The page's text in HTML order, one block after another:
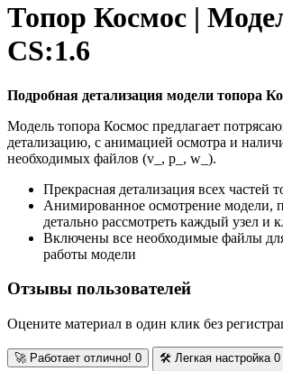
Топор Космос |
CS:1.6
Подробная детализация модели топора
Модель топора Космос предлагает
детализацию, с анимацией осмотра и
необходимых файлов (v_, p_, w_).
Прекрасная детализация всех частей
Анимированное осмотрение модели,
детально рассмотреть каждый узел и
Включены все необходимые файлы
работы модели
Отзывы пользователей
Оцените материал в один клик без
🚀Работает отлично! 0 🛠️ Легкая настройка 0